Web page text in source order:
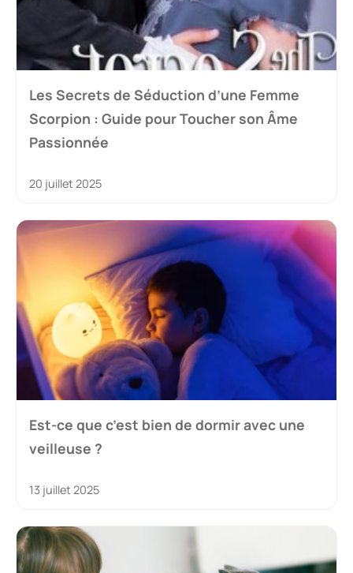
Les Secrets de Séduction d’une Femme
Scorpion : Guide pour Toucher son Âme
Passionnée
20 juillet 2025
Est-ce que c’est bien de dormir avec une
veilleuse ?
13 juillet 2025